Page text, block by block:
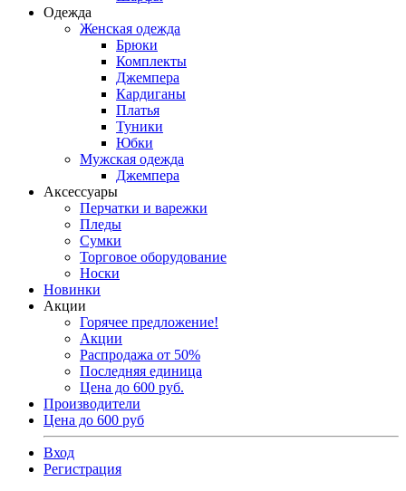
Одежда
Женская одежда
Брюки
Комплекты
Джемпера
Кардиганы
Платья
Туники
Юбки
Мужская одежда
Джемпера
Аксессуары
Перчатки и варежки
Пледы
Сумки
Торговое оборудование
Носки
Новинки
Акции
Горячее предложение!
Акции
Распродажа от 50%
Последняя единица
Цена до 600 руб.
Производители
Цена до 600 руб
Вход
Регистрация